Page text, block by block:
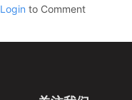
Login to Comment